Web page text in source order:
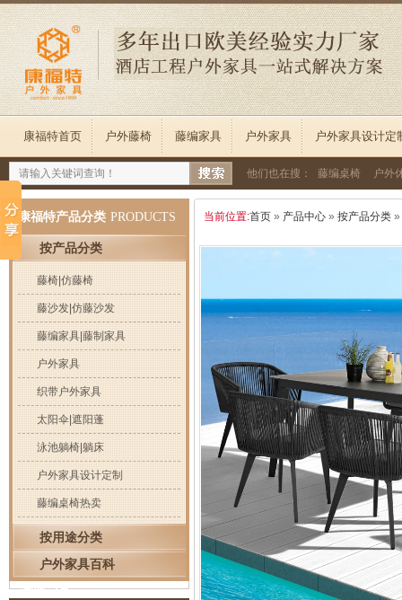
康福特首页 户外藤椅 藤编家具 户外家具 户外家具设计定
他们也在搜： 藤编桌椅 户外
康福特产品分类 PRODUCTS
按产品分类
藤椅|仿藤椅
藤沙发|仿藤沙发
藤编家具|藤制家具
户外家具
织带户外家具
太阳伞|遮阳蓬
泳池躺椅|躺床
户外家具设计定制
藤编桌椅热卖
按用途分类
户外家具百科
浏览记录
当前位置:首页 » 产品中心 » 按产品分类 »